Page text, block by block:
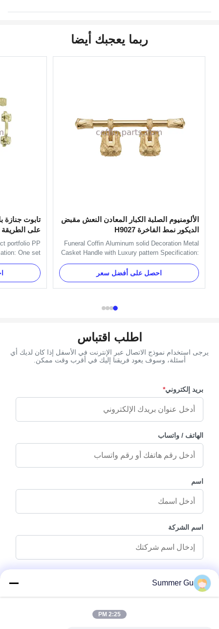
ربما يعجبك أيضا
الألومنيوم الصلبة الكبار المعادن النعش مقبض
الديكور نمط الفاخرة H9027
Funeral Coffin Aluminum solid Decoration Metal
Casket Handle with Luxury pattern Specification:
H9027 handle is used with H9027-1 handle or
H9027 long handle. Main decorate the short side
of the coffin. One set always include 4pcs
Standard handles and 2pcs Short size handles. .
احصل على أفضل سعر
على
الذهبي
portfolio PP
One set
1pcs flower,
and 4pcs
H9002 Set
copper,
اطلب اقتباس
يرجى استخدام نموذج الاتصال عبر الإنترنت في الأسفل إذا كان لديك أي
أسئلة، وسوف يعود فريقنا إليك في أقرب وقت ممكن.
بريد إلكتروني*
الهاتف / واتساب
اسم
اسم الشركة
رسالة استفسار
Summer Gu
2:25 PM